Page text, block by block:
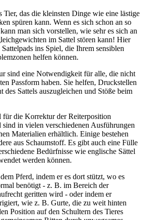
Tier, das die kleinsten Dinge wie eine lästige
spüren kann. Wenn es sich schon an so
man sich vorstellen, wie sehr es sich an
im Sattel stören kann! Hier
ins Spiel, die Ihrem sensiblen
helfen können.
sind eine Notwendigkeit für alle, die nicht
Passform haben. Sie helfen, Druckstellen
des Sattels auszugleichen und Stöße beim
für die Korrektur der Reiterposition
in vielen verschiedenen Ausführungen
Materialien erhältlich. Einige bestehen
aus Schaumstoff. Es gibt auch eine Fülle
Bedürfnisse wie englische Sättel
werden können.
Pferd, indem er es dort stützt, wo es
benötigt - z. B. im Bereich der
geritten wird - oder indem er
wie z. B. Gurte, die zu weit hinten
Position auf den Schultern des Tieres